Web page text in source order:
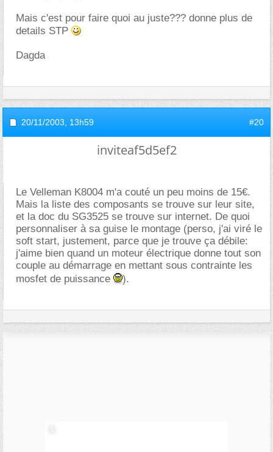
Mais c'est pour faire quoi au juste??? donne plus de
details STP
Dagda
20/11/2003, 13h59 #20
inviteaf5d5ef2
Le Velleman K8004 m'a couté un peu moins de 15€.
Mais la liste des composants se trouve sur leur site,
et la doc du SG3525 se trouve sur internet. De quoi
personnaliser à sa guise le montage (perso, j'ai viré le
soft start, justement, parce que je trouve ça débile:
j'aime bien quand un moteur électrique donne tout son
couple au démarrage en mettant sous contrainte les
mosfet de puissance
).